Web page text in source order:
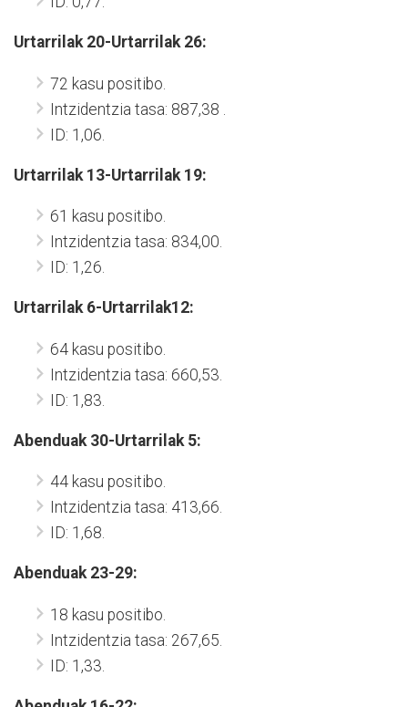
Urtarrilak 20-Urtarrilak 26:
72 kasu positibo.
Intzidentzia tasa: 887,38 .
ID: 1,06.
Urtarrilak 13-Urtarrilak 19:
61 kasu positibo.
Intzidentzia tasa: 834,00.
ID: 1,26.
Urtarrilak 6-Urtarrilak12:
64 kasu positibo.
Intzidentzia tasa: 660,53.
ID: 1,83.
Abenduak 30-Urtarrilak 5:
44 kasu positibo.
Intzidentzia tasa: 413,66.
ID: 1,68.
Abenduak 23-29:
18 kasu positibo.
Intzidentzia tasa: 267,65.
ID: 1,33.